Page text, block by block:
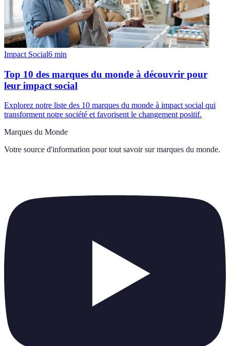
Impact Social6 min
Top 10 des marques du monde à découvrir pour
leur impact social
Explorez notre liste des 10 marques du monde à impact social qui
transforment notre société et favorisent le changement positif.
Marques du Monde
Votre source d'information pour tout savoir sur marques du monde.